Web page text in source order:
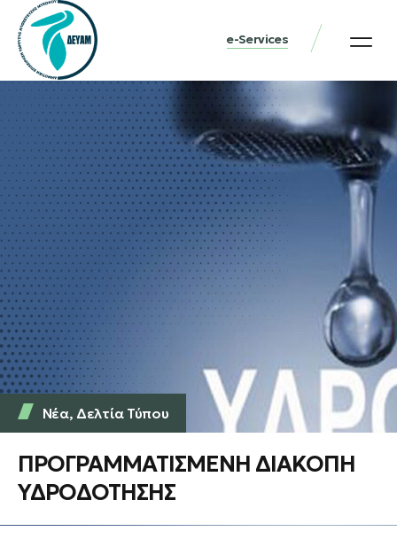
e-Services
Νέα, Δελτία Τύπου
ΠΡΟΓΡΑΜΜΑΤΙΣΜΕΝΗ ΔΙΑΚΟΠΗ
ΥΔΡΟΔΟΤΗΣΗΣ